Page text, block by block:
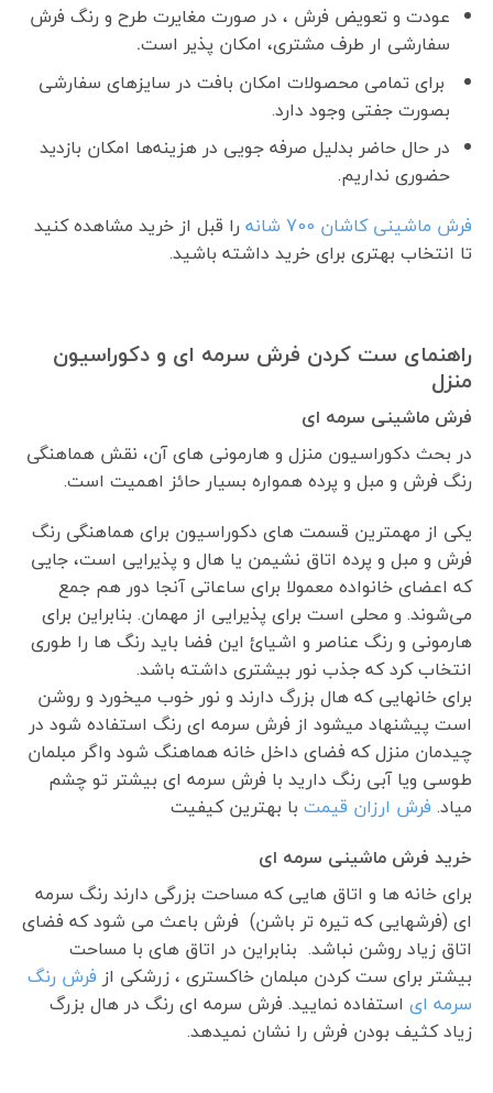
عودت و تعویض فرش ، در صورت مغایرت طرح و رنگ فرش
سفارشی ار طرف مشتری، امکان پذیر است.
برای تمامی محصولات امکان بافت در سایزهای سفارشی
بصورت جفتی وجود دارد.
در حال حاضر بدلیل صرفه جویی در هزینه‌ها امکان بازدید
حضوری نداریم.
فرش ماشینی کاشان 700 شانه
را قبل از خرید مشاهده کنید
تا انتخاب بهتری برای خرید داشته باشید.
راهنمای ست کردن فرش سرمه ای و دکوراسیون
منزل
فرش ماشینی سرمه ای
در بحث دکوراسیون منزل و هارمونی های آن، نقش هماهنگی
رنگ فرش و مبل و پرده همواره بسیار حائز اهمیت است.
یکی از مهمترین قسمت های دکوراسیون برای هماهنگی رنگ
فرش و مبل و پرده اتاق نشیمن یا هال و پذیرایی است، جایی
که اعضای خانواده معمولا برای ساعاتی آنجا دور هم جمع
می‌شوند. و محلی است برای پذیرایی از مهمان. بنابراین برای
هارمونی و رنگ عناصر و اشیائ این فضا باید رنگ ها را طوری
انتخاب کرد که جذب نور بیشتری داشته باشد.
برای خانهایی که هال بزرگ دارند و نور خوب میخورد و روشن
است پیشنهاد میشود از فرش سرمه ای رنگ استفاده شود در
چیدمان منزل که فضای داخل خانه هماهنگ شود واگر مبلمان
طوسی ویا آبی رنگ دارید با فرش سرمه ای بیشتر تو چشم
میاد. فرش ارزان قیمتبا بهترین کیفیت
خرید فرش ماشینی سرمه ای
برای خانه ها و اتاق هایی که مساحت بزرگی دارند رنگ سرمه
ای (فرشهایی که تیره تر باشن) فرش باعث می شود که فضای
اتاق زیاد روشن نباشد. بنابراین در اتاق های با مساحت
بیشتر برای ست کردن مبلمان خاکستری ، زرشکی از فرش رنگ
سرمه ایاستفاده نمایید. فرش سرمه ای رنگ در هال بزرگ
زیاد کثیف بودن فرش را نشان نمیدهد.